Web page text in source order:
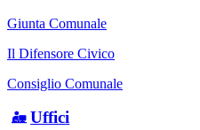
Giunta Comunale
Il Difensore Civico
Consiglio Comunale
Uffici